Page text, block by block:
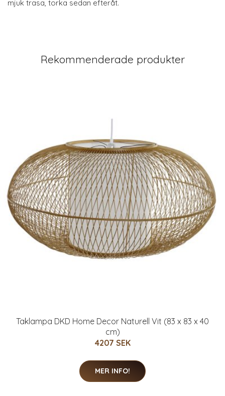
mjuk trasa, torka sedan efteråt.
Rekommenderade produkter
Taklampa DKD Home Decor Naturell Vit (83 x 83 x 40
cm)
4207 SEK
MER INFO!